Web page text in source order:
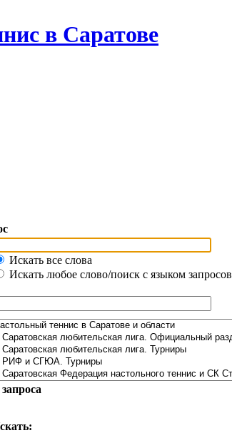
Искать все слова
Искать любое слово/поиск с языком запросов